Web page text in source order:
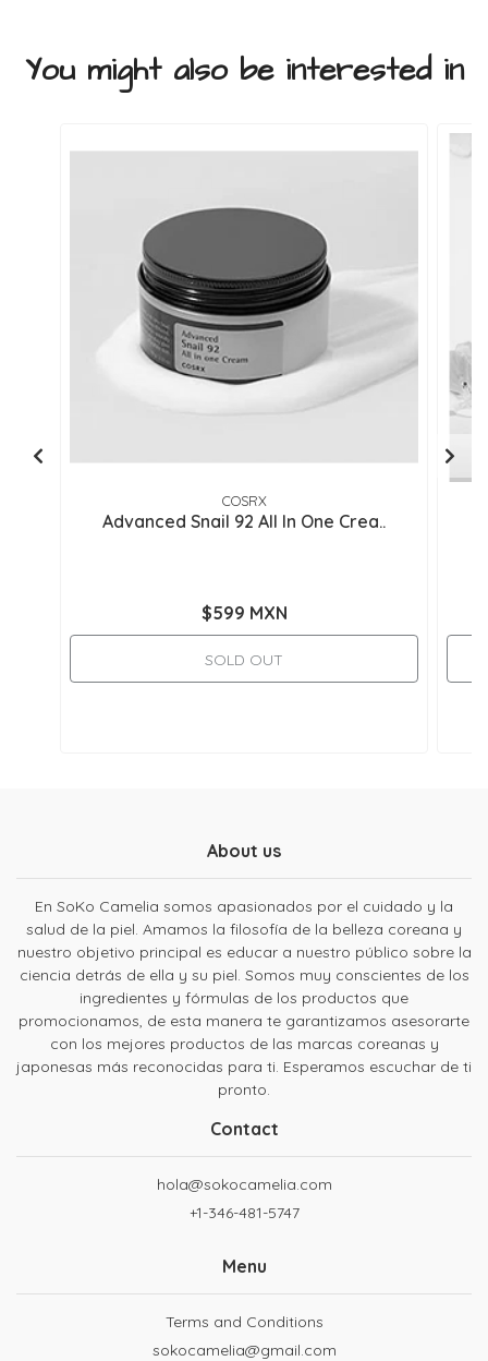
You might also be interested in
COSRX
Advanced Snail 92 All In One Crea..
$599 MXN
SOLD OUT
About us
En SoKo Camelia somos apasionados por el cuidado y la
salud de la piel. Amamos la filosofía de la belleza coreana y
nuestro objetivo principal es educar a nuestro público sobre la
ciencia detrás de ella y su piel. Somos muy conscientes de los
ingredientes y fórmulas de los productos que
promocionamos, de esta manera te garantizamos asesorarte
con los mejores productos de las marcas coreanas y
japonesas más reconocidas para ti. Esperamos escuchar de ti
pronto.
Contact
hola@sokocamelia.com
+1-346-481-5747
Menu
Terms and Conditions
sokocamelia@gmail.com